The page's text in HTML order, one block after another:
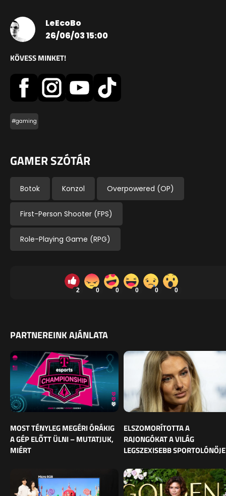
LeEcoBo
26/06/03 15:00
KÖVESS MINKET!
#gaming
GAMER SZÓTÁR
Botok Konzol Overpowered (OP)
First-Person Shooter (FPS)
Role-Playing Game (RPG)
2 0 0 0 0 0
PARTNEREINK AJÁNLATA
MOST TÉNYLEG MEGÉRI ÓRÁKIG
A GÉP ELŐTT ÜLNI – MUTATJUK,
MIÉRT
ELSZOMORÍTOTTA A
RAJONGÓKAT A VILÁG
LEGSZEXISEBB SPORTOLÓNŐJE